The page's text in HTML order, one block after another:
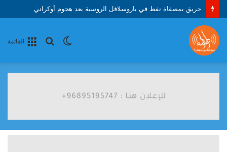
حريق بمصفاة نفط في ياروسلافل الروسية بعد هجوم أوكراني
القائمة
بحث الوضع